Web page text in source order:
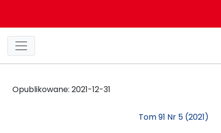
Opublikowane: 2021-12-31
Tom 91 Nr 5 (2021)